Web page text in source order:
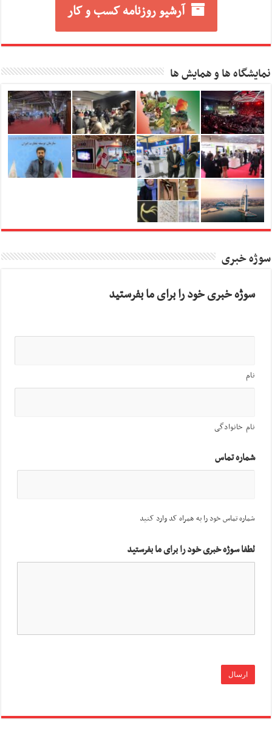
آرشیو روزنامه کسب و کار
نمایشگاه ها و همایش ها
سوژه خبری
سوژه خبری خود را برای ما بفرستید
نام
نام خانوادگی
شماره تماس
شماره تماس خود را به همراه کد وارد کنید
لطفا سوژه خبری خود را برای ما بفرستید